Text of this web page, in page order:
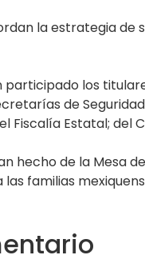
la estrategia
participado los
de
Fiscalía Estatal; del
hecho de la Mesa
familias